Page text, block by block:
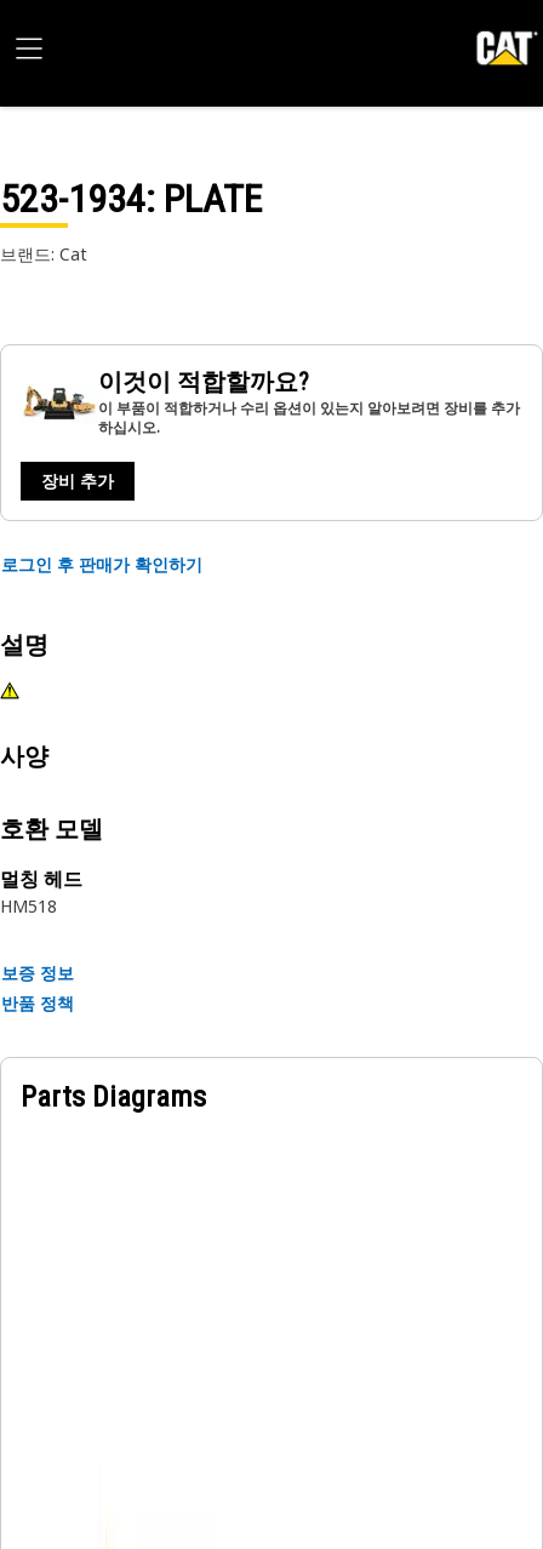
523-1934: PLATE
브랜드: Cat
이것이 적합할까요?
이 부품이 적합하거나 수리 옵션이 있는지 알아보려면 장비를 추가
하십시오.
장비 추가
로그인 후 판매가 확인하기
설명
사양
호환 모델
멀칭 헤드
HM518
보증 정보
반품 정책
Parts Diagrams